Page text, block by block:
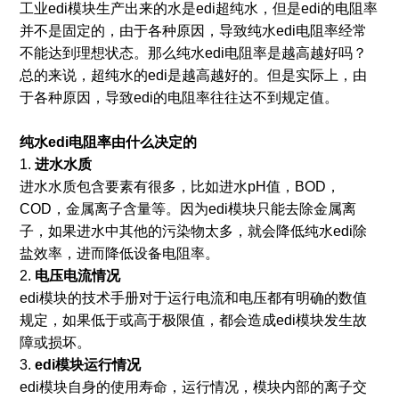
工业edi模块生产出来的水是edi超纯水，但是edi的电阻率
并不是固定的，由于各种原因，导致纯水edi电阻率经常
不能达到理想状态。那么纯水edi电阻率是越高越好吗？
总的来说，超纯水的edi是越高越好的。但是实际上，由
于各种原因，导致edi的电阻率往往达不到规定值。
纯水edi电阻率由什么决定的
1. 进水水质
进水水质包含要素有很多，比如进水pH值，BOD，
COD，金属离子含量等。因为edi模块只能去除金属离
子，如果进水中其他的污染物太多，就会降低纯水edi除
盐效率，进而降低设备电阻率。
2. 电压电流情况
edi模块的技术手册对于运行电流和电压都有明确的数值
规定，如果低于或高于极限值，都会造成edi模块发生故
障或损坏。
3. edi模块运行情况
edi模块自身的使用寿命，运行情况，模块内部的离子交